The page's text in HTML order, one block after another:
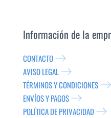
Información de la
CONTACTO
AVISO LEGAL
TÉRMINOS Y CONDICIONES
ENVÍOS Y PAGOS
POLÍTICA DE PRIVACIDAD